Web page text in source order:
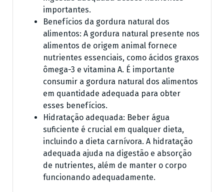
importantes.
Benefícios da gordura natural dos
alimentos: A gordura natural presente nos
alimentos de origem animal fornece
nutrientes essenciais, como ácidos graxos
ômega-3 e vitamina A. É importante
consumir a gordura natural dos alimentos
em quantidade adequada para obter
esses benefícios.
Hidratação adequada: Beber água
suficiente é crucial em qualquer dieta,
incluindo a dieta carnívora. A hidratação
adequada ajuda na digestão e absorção
de nutrientes, além de manter o corpo
funcionando adequadamente.